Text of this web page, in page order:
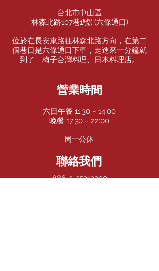
台北市中山區
林森北路107巷1號( (六條通口)
位於在長安東路往林森北路方向，在第二
個巷口是六條通口下車，走進來一分鐘就
到了 梅子台灣料理、日本料理店。
營業時間
六日午餐 11:30 ~ 14:00
​晚餐 17:30 ~ 22:00
​周一公休
聯絡我們
886-2-25213200